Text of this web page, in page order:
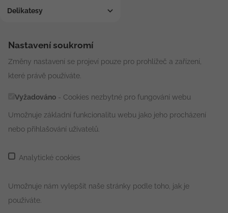
Delikatesy
Nastavení soukromí
Změny nastavení se projeví pouze pro prohlížeč a zařízení,
které právě používáte.
Vyžadováno - Cookies nezbytné pro fungování webu
Umožnuje základní funkcionalitu webu jako jeho procházení
nebo přihlašování uživatelů.
Analytické cookies
Umožnuje nám vylepšit naše stránky podle toho, jak je
používáte.